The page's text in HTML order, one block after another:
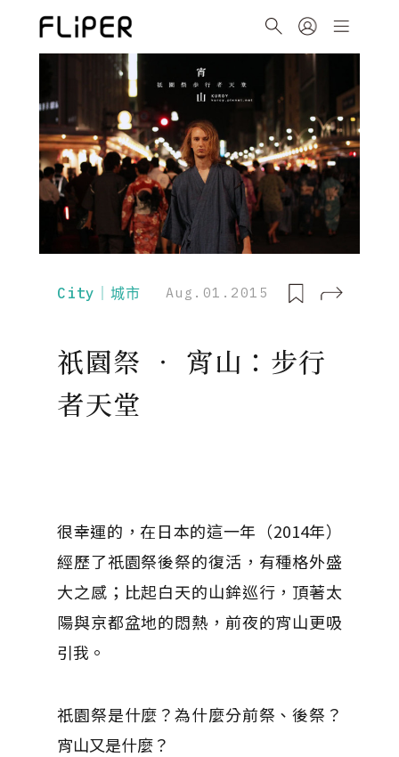
City｜城市 Aug.01.2015
祇園祭 ‧ 宵山：步行
者天堂
很幸運的，在日本的這一年（2014年）
經歷了祇園祭後祭的復活，有種格外盛
大之感；比起白天的山鉾巡行，頂著太
陽與京都盆地的悶熱，前夜的宵山更吸
引我。
祇園祭是什麼？為什麼分前祭、後祭？
宵山又是什麼？